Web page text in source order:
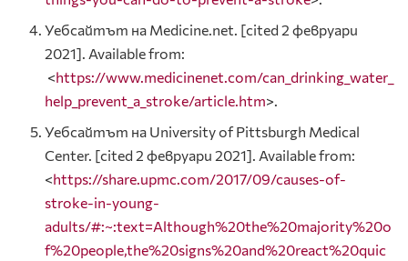
Уебсайтът на Medicine.net. [cited 2 февруари
2021]. Available from:
<https://www.medicinenet.com/can_drinking_water_
help_prevent_a_stroke/article.htm>.
Уебсайтът на University of Pittsburgh Medical
Center. [cited 2 февруари 2021]. Available from:
<https://share.upmc.com/2017/09/causes-of-
stroke-in-young-
adults/#:~:text=Although%20the%20majority%20o
f%20people,the%20signs%20and%20react%20quic